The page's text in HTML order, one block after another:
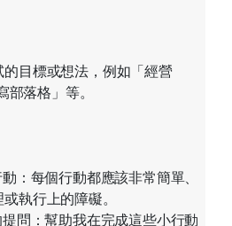
目標或想法，例如「經營
落格」等。
：每個行動都應該非常簡單、
執行上的障礙。
問：幫助我在完成這些小行動